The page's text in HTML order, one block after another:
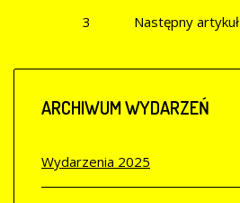
3 Następny artykuł
ARCHIWUMWYDARZEŃ
Wydarzenia 2025